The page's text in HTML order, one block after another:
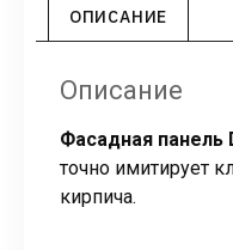
ОПИСАНИЕ
Описание
Фасадная панель
точно имитирует
кирпича.